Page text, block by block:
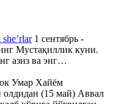
1 сентябрь -
Мустақиллик куни.
азиз ва энг…
Умар Хайём
олдидан (15 май) Аввал